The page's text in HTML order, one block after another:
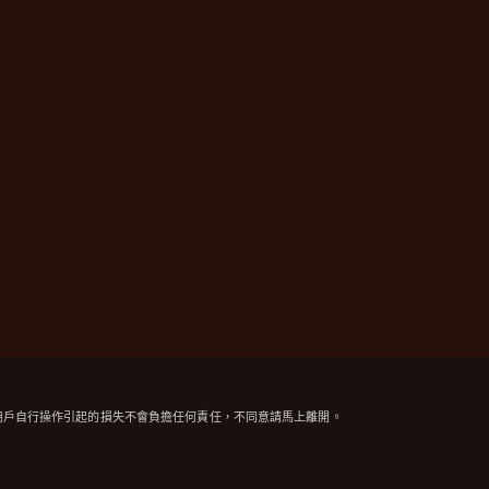
自行操作引起的損失不會負擔任何責任，不同意請馬上離開。